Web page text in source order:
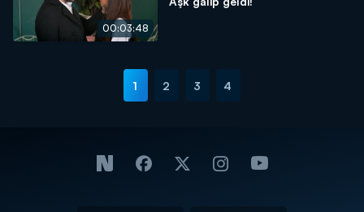
00:03:48
1 2 3 4